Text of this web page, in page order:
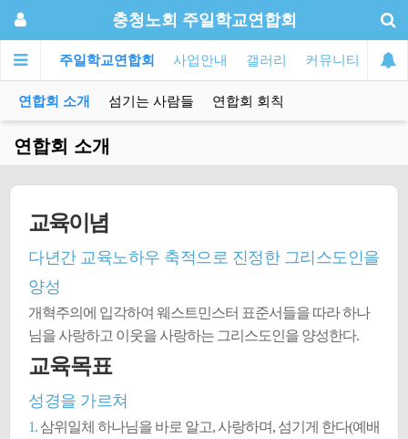
충청노회 주일학교연합회
주일학교연합회 사업안내 갤러리 커뮤니티
연합회 소개 섬기는 사람들 연합회 회칙
연합회 소개
교육이념
다년간 교육노하우 축적으로 진정한 그리스도인을
양성
개혁주의에 입각하여 웨스트민스터 표준서들을 따라 하나
님을 사랑하고 이웃을 사랑하는 그리스도인을 양성한다.
교육목표
성경을 가르쳐
1. 삼위일체 하나님을 바로 알고, 사랑하며, 섬기게 한다(예배